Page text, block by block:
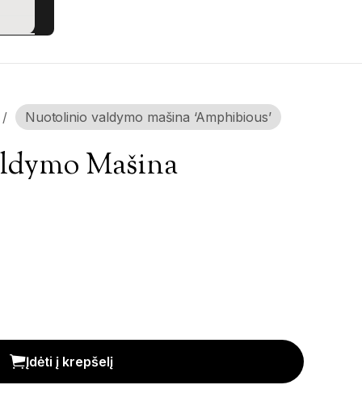
/ Nuotolinio valdymo mašina ‘Amphibious’
Mašina
kiekis
Įdėti į krepšelį